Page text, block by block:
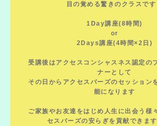
目の覚める驚きのクラスです
1Day講座(8時間)
or
2Days講座(4時間×2日)
受講後はアクセスコンシャスネス認定の
ナーとして
その日からアクセスバーズのセッション
能になります
ご家族やお友達をはじめ人生に出会う様
セスバーズの安らぎを貢献できま